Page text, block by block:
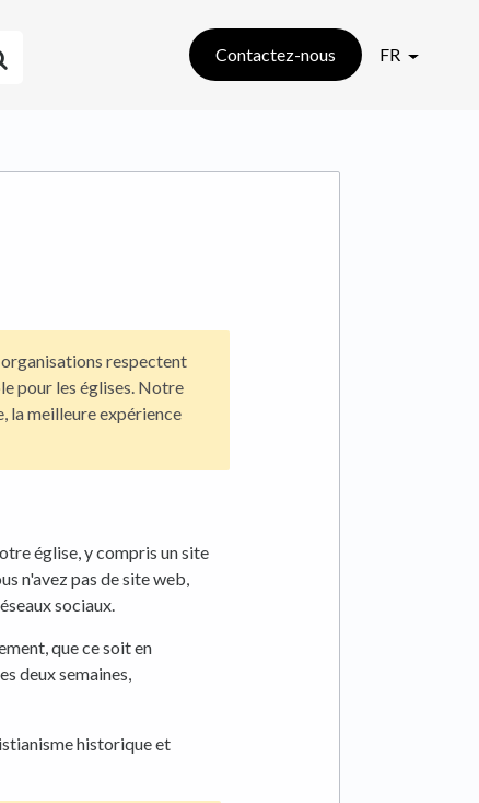
Contactez-nous FR
respectent
pour les églises. Notre
la meilleure expérience
église, y compris un site
n'avez pas de site web,
sociaux.
que ce soit en
deux semaines,
historique et